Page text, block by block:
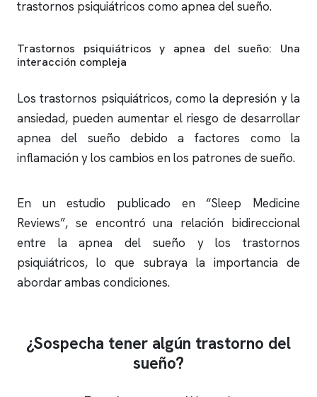
trastornos psiquiátricos como apnea del sueño.
Trastornos psiquiátricos y apnea del sueño: Una
interacción compleja
Los trastornos psiquiátricos, como la depresión y la
ansiedad, pueden aumentar el riesgo de desarrollar
apnea del sueño debido a factores como la
inflamación y los cambios en los patrones de sueño.
En un estudio publicado en “Sleep Medicine
Reviews”, se encontró una relación bidireccional
entre laapnea del sueño y los trastornos
psiquiátricos, lo que subraya la importancia de
abordar ambas condiciones.
¿Sospecha tener algún trastorno del
sueño?